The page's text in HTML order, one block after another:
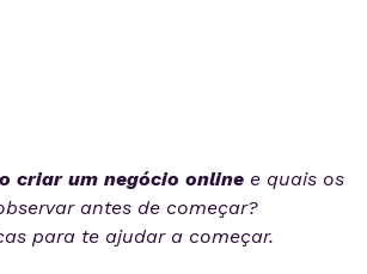
criar um negócio online e quais os
antes de começar?
para te ajudar a começar.